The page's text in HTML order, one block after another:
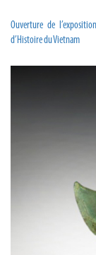
Ouverture de
d’Histoire du Vietnam